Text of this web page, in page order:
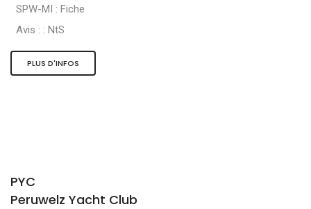
SPW-MI : Fiche
Avis : : NtS
PLUS D'INFOS
PYC
Peruwelz Yacht Club